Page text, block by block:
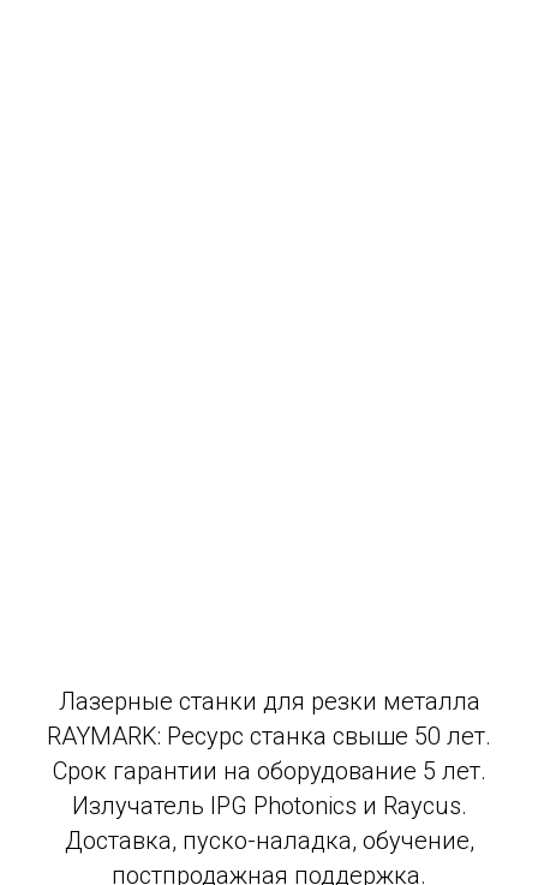
Лазерные станки для резки металла
RAYMARK: Ресурс станка свыше 50 лет.
Срок гарантии на оборудование 5 лет.
Излучатель IPG Photonics и Raycus.
Доставка, пуско-наладка, обучение,
постпродажная поддержка.